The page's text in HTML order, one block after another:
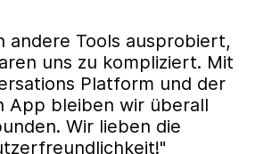
andere Tools ausprobiert,
uns zu kompliziert. Mit
Platform und der
App bleiben wir überall
Wir lieben die